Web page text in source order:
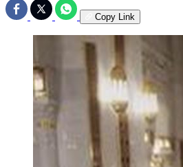
Copy Link